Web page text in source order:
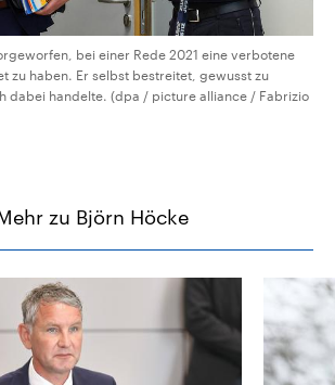
bei einer Rede 2021 eine verbotene
zu haben. Er selbst bestreitet, gewusst zu
dabei handelte. (dpa / picture alliance / Fabrizio
zu Björn Höcke